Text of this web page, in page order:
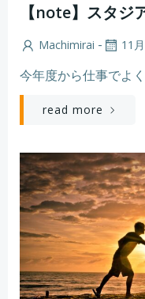
【note】スタジ
Machimirai - 11
今年度から仕事でよ
read more